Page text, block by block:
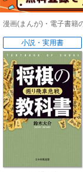
漫画(まんが)・電子書籍
小説・実用書